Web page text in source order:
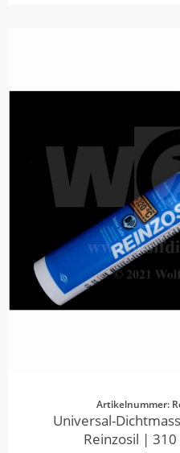
Artikelnummer:
Universal-
Reinzosil |